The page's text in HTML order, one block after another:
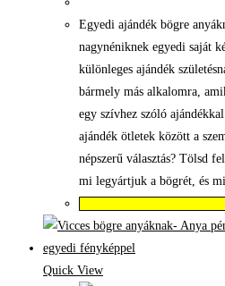
Egyedi ajándék bögre
nagynéniknek egyedi saját
különleges ajándék
bármely más alkalomra,
egy szívhez szóló
ajándék ötletek között a
népszerű választás? Tölsd
mi legyártjuk a bögrét, és
Quick View